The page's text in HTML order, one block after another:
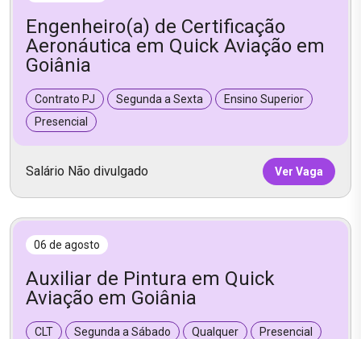
Engenheiro(a) de Certificação
Aeronáutica em Quick Aviação em
Goiânia
Contrato PJ Segunda a Sexta
Ensino Superior
Presencial
Salário Não divulgado Ver Vaga
06 de agosto
Auxiliar de Pintura em Quick
Aviação em Goiânia
CLT Segunda a Sábado Qualquer Presencial